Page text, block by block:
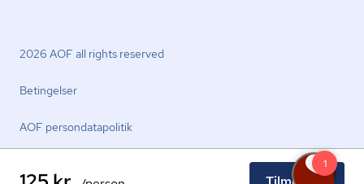
2026 AOF all rights reserved
Betingelser
AOF per­son­da­ta­po­li­tik